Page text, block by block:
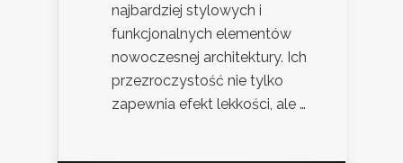
najbardziej stylowych i
funkcjonalnych elementów
nowoczesnej architektury. Ich
przezroczystość nie tylko
zapewnia efekt lekkości, ale …